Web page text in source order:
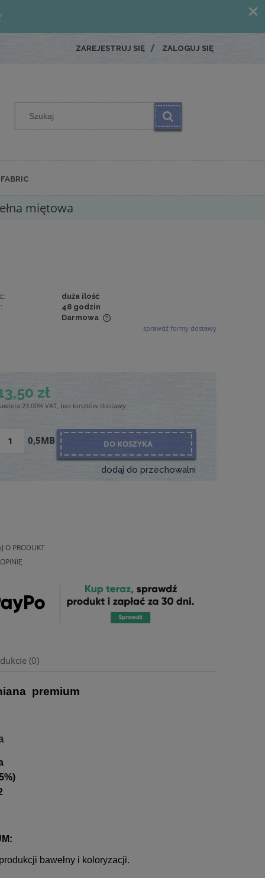
ZAREJESTRUJ SIĘ ZALOGUJ SIĘ
miętowa
duża ilość
48 godzin
Darmowa
sprawdź formy dostawy
zł
23.00% VAT, bez kosztów dostawy
0,5MB DO KOSZYKA
dodaj do przechowalni
O PRODUKT
(0)
premium
bawełny i koloryzacji.